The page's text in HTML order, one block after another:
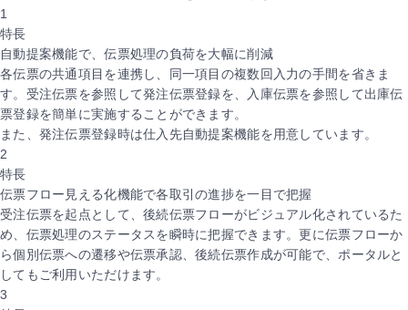
1
特長
自動提案機能で、伝票処理の負荷を大幅に削減
各伝票の共通項目を連携し、同一項目の複数回入力の手間を省きま
す。受注伝票を参照して発注伝票登録を、入庫伝票を参照して出庫伝
票登録を簡単に実施することができます。
また、発注伝票登録時は仕入先自動提案機能を用意しています。
2
特長
伝票フロー見える化機能で各取引の進捗を一目で把握
受注伝票を起点として、後続伝票フローがビジュアル化されているた
め、伝票処理のステータスを瞬時に把握できます。更に伝票フローか
ら個別伝票への遷移や伝票承認、後続伝票作成が可能で、ポータルと
してもご利用いただけます。
3